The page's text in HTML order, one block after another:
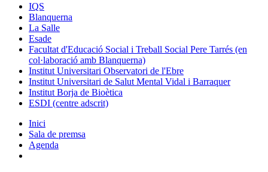
IQS
Blanquerna
La Salle
Esade
Facultat d'Educació Social i Treball Social Pere Tarrés (en
col·laboració amb Blanquerna)
Institut Universitari Observatori de l'Ebre
Institut Universitari de Salut Mental Vidal i Barraquer
Institut Borja de Bioètica
ESDI (centre adscrit)
Inici
Sala de premsa
Agenda